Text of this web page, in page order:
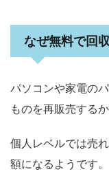
なぜ無料で回
パソコンや家電の
ものを再販売するか
個人レベルでは売
額になるようです。